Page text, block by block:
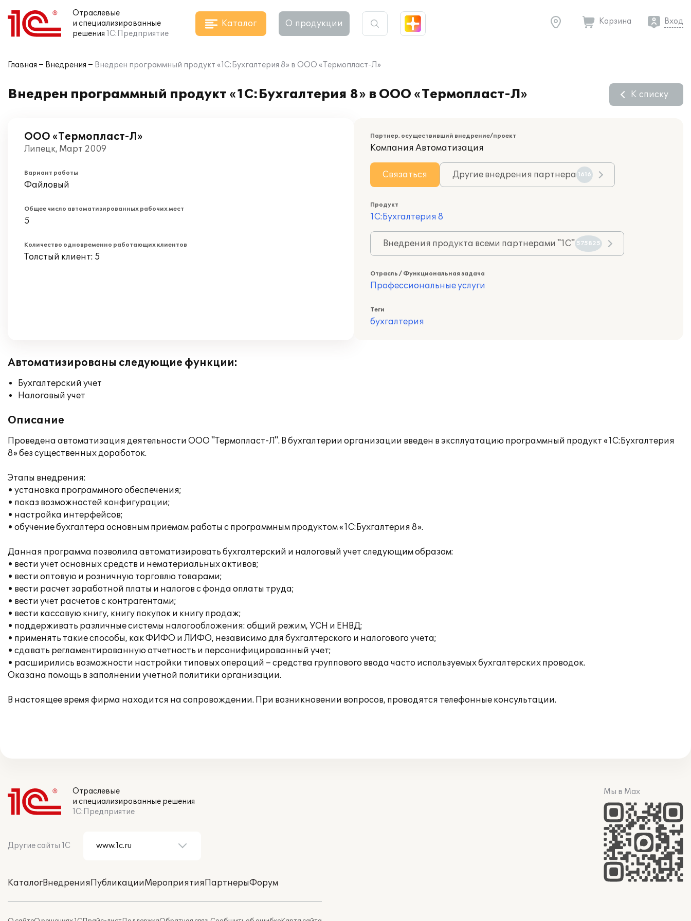
Отраслевые
и специализированные
решения 1С:Предприятие
Каталог О продукции Корзина Вход
Главная Внедрения Внедрен программный продукт «1С:Бухгалтерия 8» в ООО «Термопласт-Л»
Внедрен программный продукт «1С:Бухгалтерия 8» в ООО «Термопласт-Л» К списку
ООО «Термопласт-Л»
Липецк, Март 2009
Вариант работы
Файловый
Общее число автоматизированных рабочих мест
5
Количество одновременно работающих клиентов
Толстый клиент: 5
Партнер, осуществивший внедрение/проект
Компания Автоматизация
Связаться Другие внедрения партнера 1616
Продукт
1С:Бухгалтерия 8
Внедрения продукта всеми партнерами "1С" 575825
Отрасль / Функциональная задача
Профессиональные услуги
Теги
бухгалтерия
Автоматизированы следующие функции:
Бухгалтерский учет
Налоговый учет
Описание
Проведена автоматизация деятельности ООО "Термопласт-Л". В бухгалтерии организации введен в эксплуатацию программный продукт «1C:Бухгалтерия
8» без существенных доработок.
Этапы внедрения:
• установка программного обеспечения;
• показ возможностей конфигурации;
• настройка интерфейсов;
• обучение бухгалтера основным приемам работы с программным продуктом «1С:Бухгалтерия 8».
Данная программа позволила автоматизировать бухгалтерский и налоговый учет следующим образом:
• вести учет основных средств и нематериальных активов;
• вести оптовую и розничную торговлю товарами;
• вести расчет заработной платы и налогов с фонда оплаты труда;
• вести учет расчетов с контрагентами;
• вести кассовую книгу, книгу покупок и книгу продаж;
• поддерживать различные системы налогообложения: общий режим, УСН и ЕНВД;
• применять такие способы, как ФИФО и ЛИФО, независимо для бухгалтерского и налогового учета;
• сдавать регламентированную отчетность и персонифицированный учет;
• расширились возможности настройки типовых операций – средства группового ввода часто используемых бухгалтерских проводок.
Оказана помощь в заполнении учетной политики организации.
В настоящее время фирма находится на сопровождении. При возникновении вопросов, проводятся телефонные консультации.
Отраслевые
и специализированные решения
1С:Предприятие
Другие сайты 1С
КаталогВнедренияПубликацииМероприятияПартнерыФорум
Мы в Max